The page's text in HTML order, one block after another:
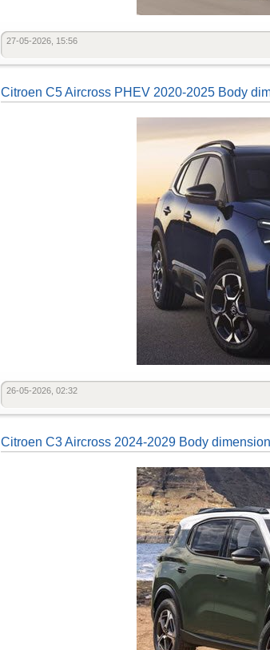
27-05-2026, 15:56
Citroen C5 Aircross PHEV 2020-2025 Body
26-05-2026, 02:32
Citroen C3 Aircross 2024-2029 Body